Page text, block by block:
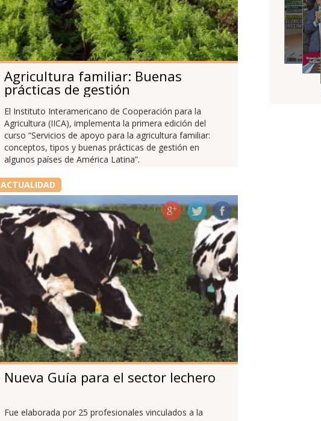
Agricultura familiar: Buenas
prácticas de gestión
El Instituto Interamericano de Cooperación para la
Agricultura (IICA), implementa la primera edición del
curso “Servicios de apoyo para la agricultura familiar:
conceptos, tipos y buenas prácticas de gestión en
algunos países de América Latina”.
ACTUALIDAD
Nueva Guía para el sector lechero
Fue elaborada por 25 profesionales vinculados a la